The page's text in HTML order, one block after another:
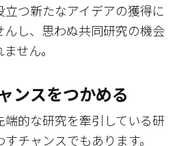
立つ新たなアイデアの獲得に
し、思わぬ共同研究の機会
せん。
ンスをつかめる
的な研究を牽引している研
チャンスでもあります。